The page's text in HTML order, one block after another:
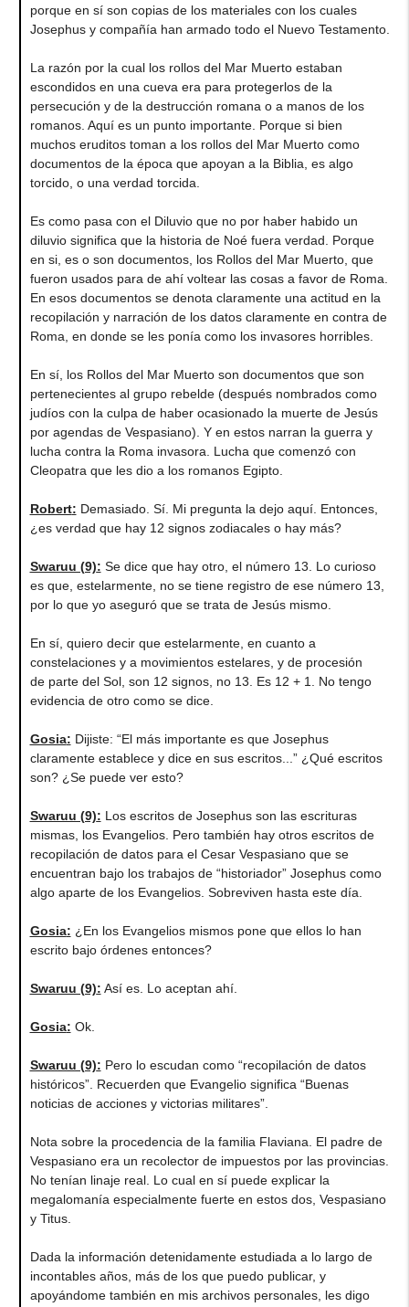
porque en sí son copias de los materiales con los cuales
Josephus y compañía han armado todo el Nuevo Testamento.
La razón por la cual los rollos del Mar Muerto estaban
escondidos en una cueva era para protegerlos de la
persecución y de la destrucción romana o a manos de los
romanos. Aquí es un punto importante. Porque si bien
muchos eruditos toman a los rollos del Mar Muerto como
documentos de la época que apoyan a la Biblia, es algo
torcido, o una verdad torcida.
Es como pasa con el Diluvio que no por haber habido un
diluvio significa que la historia de Noé fuera verdad. Porque
en si, es o son documentos, los Rollos del Mar Muerto, que
fueron usados para de ahí voltear las cosas a favor de Roma.
En esos documentos se denota claramente una actitud en la
recopilación y narración de los datos claramente en contra de
Roma, en donde se les ponía como los invasores horribles.
En sí, los Rollos del Mar Muerto son documentos que son
pertenecientes al grupo rebelde (después nombrados como
judíos con la culpa de haber ocasionado la muerte de Jesús
por agendas de Vespasiano). Y en estos narran la guerra y
lucha contra la Roma invasora. Lucha que comenzó con
Cleopatra que les dio a los romanos Egipto.
Robert: Demasiado. Sí. Mi pregunta la dejo aquí. Entonces,
¿es verdad que hay 12 signos zodiacales o hay más?
Swaruu (9): Se dice que hay otro, el número 13. Lo curioso
es que, estelarmente, no se tiene registro de ese número 13,
por lo que yo aseguró que se trata de Jesús mismo.
En sí, quiero decir que estelarmente, en cuanto a
constelaciones y a movimientos estelares, y de procesión
de parte del Sol, son 12 signos, no 13. Es 12 + 1. No tengo
evidencia de otro como se dice.
Gosia: Dijiste: “El más importante es que Josephus
claramente establece y dice en sus escritos...” ¿Qué escritos
son? ¿Se puede ver esto?
Swaruu (9): Los escritos de Josephus son las escrituras
mismas, los Evangelios. Pero también hay otros escritos de
recopilación de datos para el Cesar Vespasiano que se
encuentran bajo los trabajos de “historiador” Josephus como
algo aparte de los Evangelios. Sobreviven hasta este día.
Gosia: ¿En los Evangelios mismos pone que ellos lo han
escrito bajo órdenes entonces?
Swaruu (9): Así es. Lo aceptan ahí.
Gosia: Ok.
Swaruu (9): Pero lo escudan como “recopilación de datos
históricos”. Recuerden que Evangelio significa “Buenas
noticias de acciones y victorias militares”.
Nota sobre la procedencia de la familia Flaviana. El padre de
Vespasiano era un recolector de impuestos por las provincias.
No tenían linaje real. Lo cual en sí puede explicar la
megalomanía especialmente fuerte en estos dos, Vespasiano
y Titus.
Dada la información detenidamente estudiada a lo largo de
incontables años, más de los que puedo publicar, y
apoyándome también en mis archivos personales, les digo